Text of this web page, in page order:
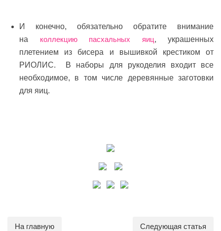
И конечно, обязательно обратите внимание
на коллекцию пасхальных яиц, украшенных
плетением из бисера и вышивкой крестиком от
РИОЛИС. В наборы для рукоделия входит все
необходимое, в том числе деревянные заготовки
для яиц.
На главную Следующая статья